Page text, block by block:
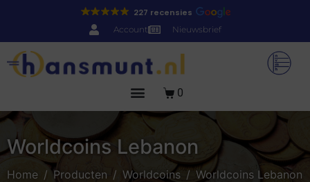
227 recensies
Account Nieuwsbrief
0
Worldcoins Lebanon
Home Producten Worldcoins Worldcoins Lebanon